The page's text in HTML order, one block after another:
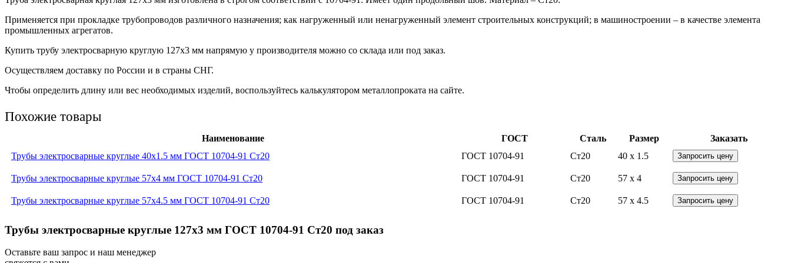
Применяется при прокладке трубопроводов различного назначения; как нагруженный или ненагруженный элемент строительных конструкций; в машиностроении – в качестве элемента
промышленных агрегатов.
Купить трубу электросварную круглую 127х3 мм напрямую у производителя можно со склада или под заказ.
Осуществляем доставку по России и в страны СНГ.
Чтобы определить длину или вес необходимых изделий, воспользуйтесь калькулятором металлопроката на сайте.
Похожие товары
Наименование ГОСТ Сталь Размер
Заказать
Трубы электросварные круглые 40x1.5 мм ГОСТ 10704-91 Ст20
ГОСТ 10704-91 Ст20 40 x 1.5 Запросить цену
Трубы электросварные круглые 57x4 мм ГОСТ 10704-91 Ст20 ГОСТ 10704-91 Ст20 57 x 4 Запросить цену
Трубы электросварные круглые 57x4.5 мм ГОСТ 10704-91 Ст20 ГОСТ 10704-91 Ст20 57 x 4.5 Запросить цену
Трубы электросварные круглые 127x3 мм ГОСТ 10704-91 Ст20 под заказ
Оставьте ваш запрос и наш менеджер